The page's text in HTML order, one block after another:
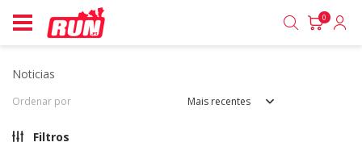
0
noticias
Ordenar por Mais recentes
Filtros